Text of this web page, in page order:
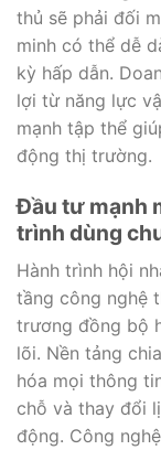
thủ sẽ phải đối
minh có thể dễ
kỳ hấp dẫn.
lợi từ năng lực
mạnh tập thể
động thị trường.
Đầu tư mạnh
trình dùng
Hành trình hội
tầng công nghệ
trương đồng bộ
lõi. Nền tảng
hóa mọi thông
chỗ và thay đổi
động. Công